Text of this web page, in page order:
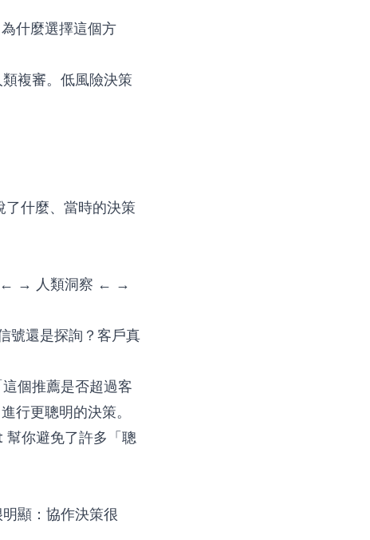
什麼選擇這個方
複審。低風險決策
什麼、當時的決策
← → 人類洞察 ← →
號還是探詢？客戶真
個推薦是否超過客
行更聰明的決策。
幫你避免了許多「聰
顯：協作決策很